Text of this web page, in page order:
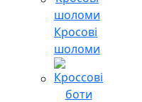
Кросові
шоломи